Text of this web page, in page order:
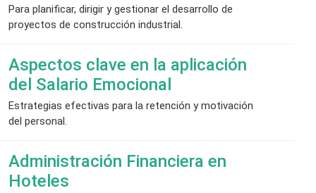
Para planificar, dirigir y gestionar el desarrollo de
proyectos de construcción industrial.
Aspectos clave en la aplicación
del Salario Emocional
Estrategias efectivas para la retención y motivación
del personal.
Administración Financiera en
Hoteles